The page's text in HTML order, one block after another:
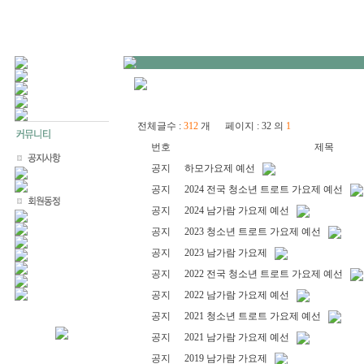
전체글수 : 312 개 페이지 : 32 의 1
번호
제목
공지
하모가요제 예선
공지
2024 전국 청소년 트로트 가요제 예선
공지
2024 남가람 가요제 예선
공지
2023 청소년 트로트 가요제 예선
공지
2023 남가람 가요제
공지
2022 전국 청소년 트로트 가요제 예선
공지
2022 남가람 가요제 예선
공지
2021 청소년 트로트 가요제 예선
공지
2021 남가람 가요제 예선
공지
2019 남가람 가요제